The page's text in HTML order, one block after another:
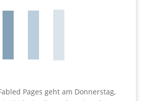
Pages geht am Donnerstag,